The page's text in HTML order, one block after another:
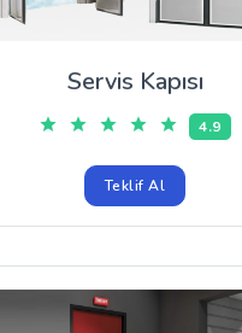
Servis Kapısı
4.9
Teklif Al